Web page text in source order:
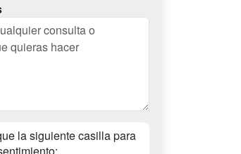
la siguiente casilla para